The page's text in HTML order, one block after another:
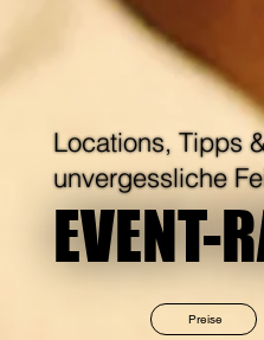
Locations, Tipps
unvergessliche
EVENT-
EVENT-
Preise